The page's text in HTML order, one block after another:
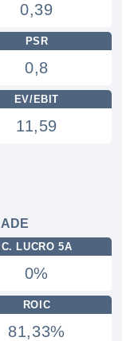
0,39
PSR
0,8
EV/EBIT
11,59
C. LUCRO 5A
0%
ROIC
81,33%